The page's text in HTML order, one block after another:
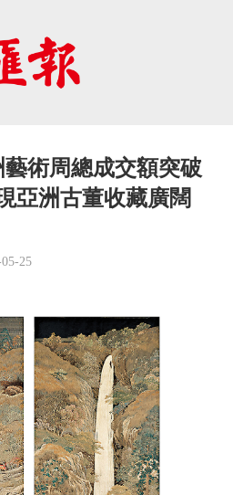
術周總成交額突破
亞洲古董收藏廣闊
25